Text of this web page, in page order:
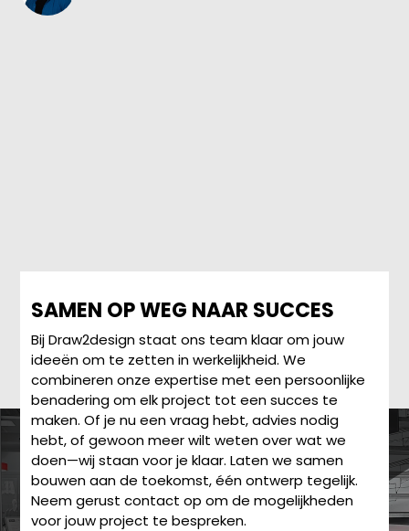
SAMEN OP WEG NAAR SUCCES
Bij Draw2design staat ons team klaar om jouw
ideeën om te zetten in werkelijkheid. We
combineren onze expertise met een persoonlijke
benadering om elk project tot een succes te
maken. Of je nu een vraag hebt, advies nodig
hebt, of gewoon meer wilt weten over wat we
doen—wij staan voor je klaar. Laten we samen
bouwen aan de toekomst, één ontwerp tegelijk.
Neem gerust contact op om de mogelijkheden
voor jouw project te bespreken.